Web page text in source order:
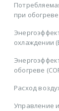
при обогреве
охлаждении
обогреве
Расход
Управление